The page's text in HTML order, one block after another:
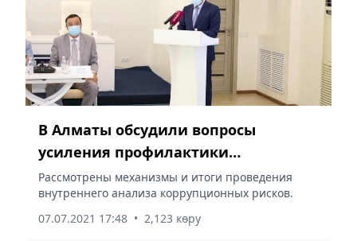
В Алматы обсудили вопросы
усиления профилактики
коррупционных правонарушений в
сфере образования
Рассмотрены механизмы и итоги проведения
внутреннего анализа коррупционных рисков.
07.07.2021 17:48 • 2,123 көру